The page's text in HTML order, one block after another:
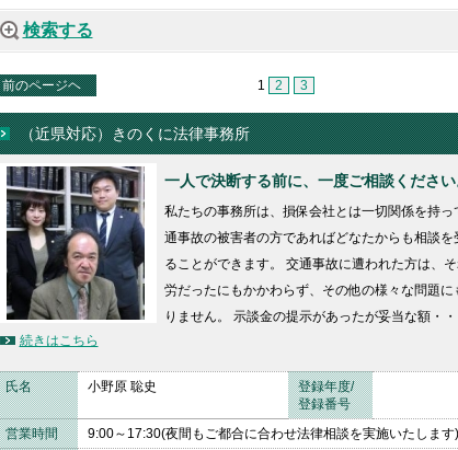
検索する
前のページヘ 1 2 3
（近県対応）きのくに法律事務所
一人で決断する前に、一度ご相談ください
私たちの事務所は、損保会社とは一切関係を持
通事故の被害者の方であればどなたからも相談
ることができます。 交通事故に遭われた方は、
労だったにもかかわらず、その他の様々な問題に
りません。 示談金の提示があったが妥当な額・・
続きはこちら
氏名 小野原 聡史
登録年度/
登録番号
営業時間
9:00～17:30(夜間もご都合に合わせ法律相談を実施いたします)